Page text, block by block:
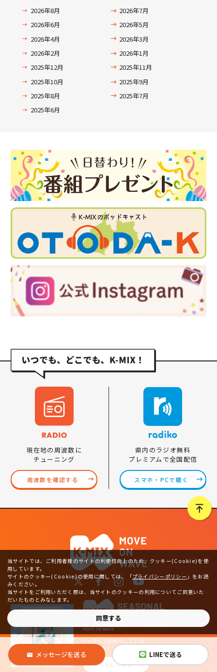
2026年8月
2026年7月
2026年6月
2026年5月
2026年4月
2026年3月
2026年2月
2026年1月
2025年12月
2025年11月
2025年10月
2025年9月
2025年8月
2025年7月
2025年6月
メッセージを送る LINEで送る
現在地の周波数に
チューニング
周波数を確認する
県内のラジオ無料
プレミアムで全国配信
スマホ・PCで聴く
3ヶ月に1回発行している
K-MIXのインフォメーションフリーペーパー
くわしく見る
当サイトでは、ご利用者様のサイトの利便性向上のため、クッキー(Cookie)を使
用しています。
サイトのクッキー(Cookie)の使用に関しては、
「プライバシーポリシー 」をお読
みください。
当サイトをご利用いただく際は、当サイトのクッキーの利用についてご同意いた
だいたものとみなします。
同意する